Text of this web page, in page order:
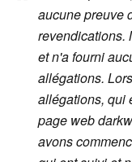
aucune preuve
revendications.
et n'a fourni
allégations.
allégations, qui
page web
avons